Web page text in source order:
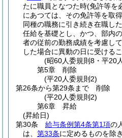
たに職員となつた時(免許等を
にあつては、その免許等を取
同種の職務に引き続き在職し
任給を基礎とし、かつ、部内
者の従前の勤務成績を考慮し
した場合に異動の日に受ける
(昭60人委規則8・平20
第5章
削除
(平20人委規則2)
第26条から第29条まで
削除
(平20人委規則2)
第6章
昇給
(昇給日)
第30条
給与条例第4条第1項の
は、 第33条に定めるものを除